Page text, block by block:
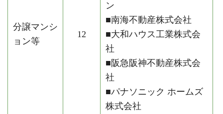
分譲マンシ
ョン等
12
ン
■南海不動産株式会社
■大和ハウス工業株式会
社
■阪急阪神不動産株式会
社
■パナソニック ホームズ
株式会社